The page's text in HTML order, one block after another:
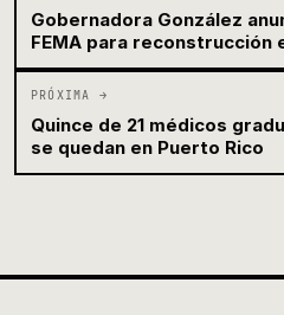
Gobernadora González
FEMA para reconstrucción
PRÓXIMA →
Quince de 21 médicos
se quedan en Puerto Rico